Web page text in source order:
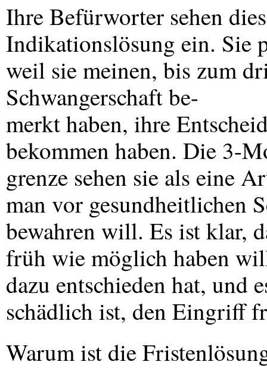
Ihre Befürworter sehen
Indikationslösung ein. Sie
weil sie meinen, bis zum
Schwangerschaft be-
merkt haben, ihre
bekommen haben. Die 3-
grenze sehen sie als eine
man vor gesundheitlichen
bewahren will. Es ist klar,
früh wie möglich haben
dazu entschieden hat, und
schädlich ist, den Eingriff
Warum ist die